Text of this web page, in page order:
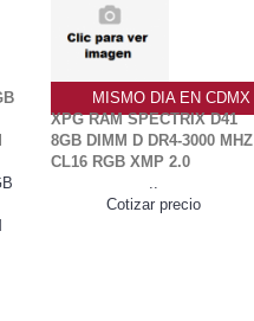
MISMO DIA EN CDMX
XPG RAM SPECTRIX D41
8GB DIMM D DR4-3000 MHZ
CL16 RGB XMP 2.0
..
Cotizar precio